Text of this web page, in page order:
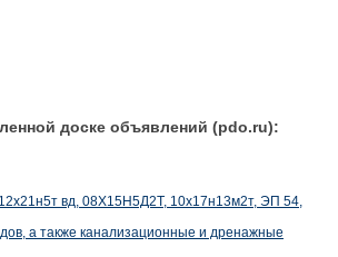
доске объявлений (pdo.ru):
вд, 08Х15Н5Д2Т, 10х17н13м2т, ЭП 54,
а также канализационные и дренажные